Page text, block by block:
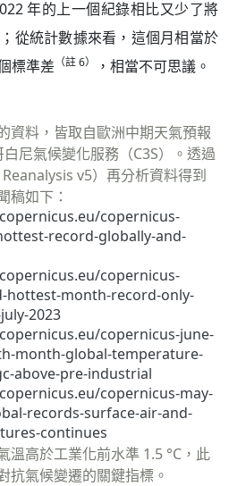
年的上一個紀錄相比又少了將
；從統計數據來看，這個月相當於
標準差 （註 6） ，相當不可思議。
資料，皆取自歐洲中期天氣預報
尼氣候變化服務（C3S）。透過
Reanalysis v5）再分析資料得到
稿如下：
copernicus-
record-globally-and-
copernicus-
hottest-month-record-only-
2023
copernicus-june-
month-global-temperature-
above-pre-industrial
copernicus-may-
records-surface-air-and-
continues
溫高於工業化前水準 1.5 °C，此
抗氣候變遷的關鍵指標。